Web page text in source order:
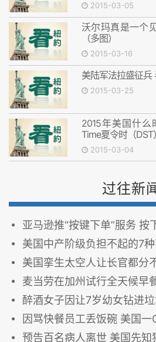
2015-03-05
沃尔玛真是一个
（多图）
2015-03-16
美陆军法拉盛征兵
2015-03-25
2015年美国什么
Time夏令时（DST）
2015-03-04
过往新
亚马逊推“按键下单”服务 按
美国中产阶级负担不起的7
美国挛生太空人让长官都分
麦当劳在加州试行全天候早
醉酒女子因让7岁幼女钻进
因骂快餐员工丢饭碗 美国一
预告百名病人离世 美国先知